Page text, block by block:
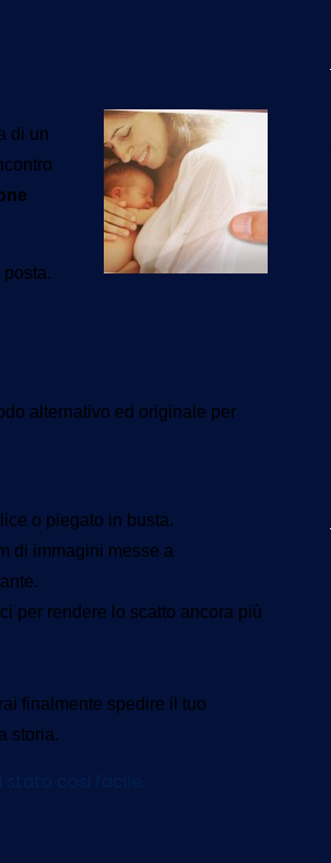
di un
alternativo ed originale per
o piegato in busta.
di immagini messe a
per rendere lo scatto ancora più
finalmente spedire il tuo
storia.
stato cosi facile.